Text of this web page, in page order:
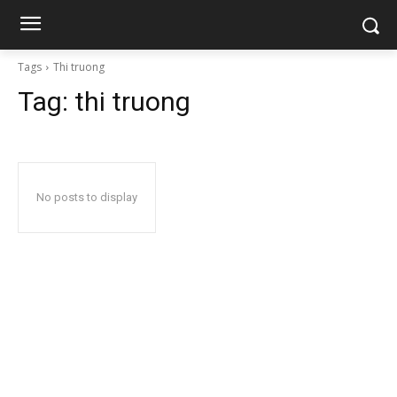
Tags Thi truong
Tag: thi truong
No posts to display